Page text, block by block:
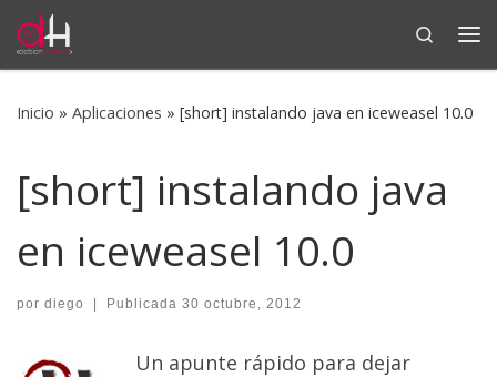
Saltar al contenido
Search
Inicio » Aplicaciones » [short] instalando java en iceweasel 10.0
[short] instalando java
en iceweasel 10.0
por diego | Publicada 30 octubre, 2012
Un apunte rápido para dejar